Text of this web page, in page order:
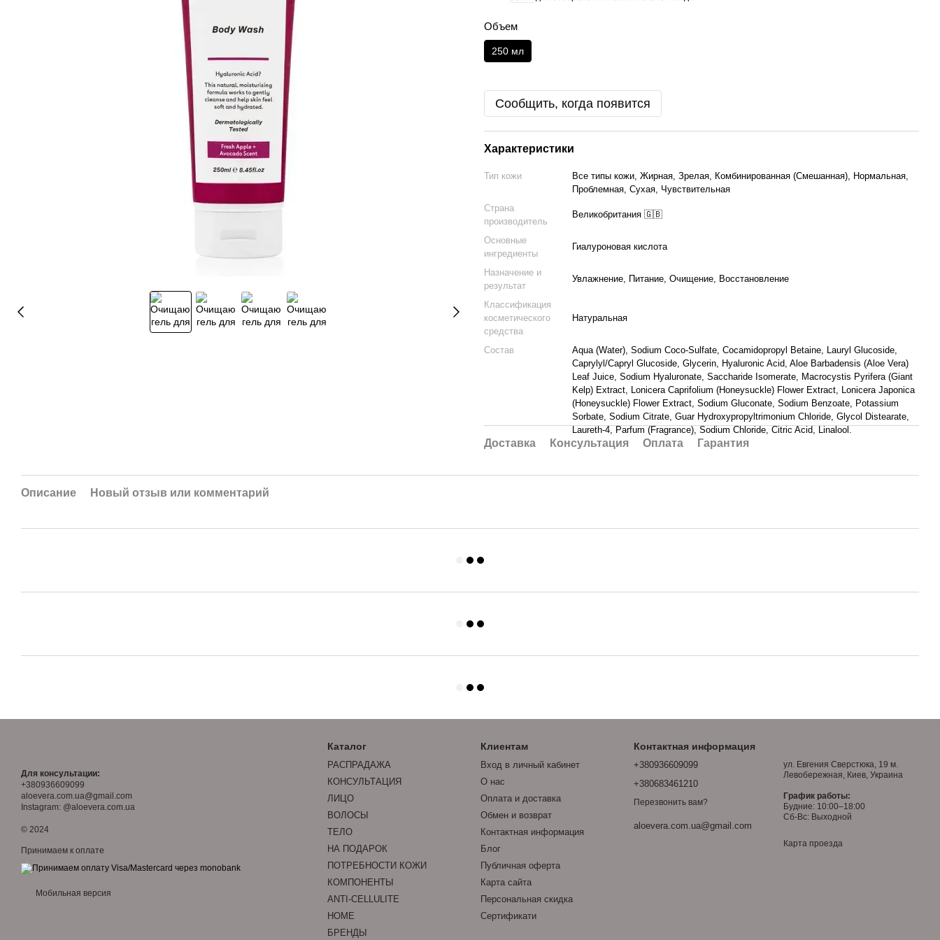
Объем
250 мл
Сообщить, когда появится
Характеристики
Тип кожи
Все типы кожи, Жирная, Зрелая, Комбинированная (Смешанная), Нормальная,
Проблемная, Сухая, Чувствительная
Страна
производитель
Великобритания 🇬🇧
Основные
ингредиенты
Гиалуроновая кислота
Назначение и
результат
Увлажнение, Питание, Очищение, Восстановление
Классификация
косметического
средства
Натуральная
Состав
Aqua (Water), Sodium Coco-Sulfate, Cocamidopropyl Betaine, Lauryl Glucoside,
Caprylyl/Capryl Glucoside, Glycerin, Hyaluronic Acid, Aloe Barbadensis (Aloe Vera)
Leaf Juice, Sodium Hyaluronate, Saccharide Isomerate, Macrocystis Pyrifera (Giant
Kelp) Extract, Lonicera Caprifolium (Honeysuckle) Flower Extract, Lonicera Japonica
(Honeysuckle) Flower Extract, Sodium Gluconate, Sodium Benzoate, Potassium
Sorbate, Sodium Citrate, Guar Hydroxypropyltrimonium Chloride, Glycol Distearate,
Laureth-4, Parfum (Fragrance), Sodium Chloride, Citric Acid, Linalool.
Доставка Консультация Оплата Гарантия
Описание Новый отзыв или комментарий
Для консультации:
+380936609099
aloevera.com.ua@gmail.com
Instagram: @aloevera.com.ua
© 2024
Принимаем к оплате
Мобильная версия
Каталог
РАСПРАДАЖА
КОНСУЛЬТАЦИЯ
ЛИЦО
ВОЛОСЫ
ТЕЛО
НА ПОДАРОК
ПОТРЕБНОСТИ КОЖИ
КОМПОНЕНТЫ
ANTI-CELLULITE
HOME
БРЕНДЫ
Клиентам
Вход в личный кабинет
О нас
Оплата и доставка
Обмен и возврат
Контактная информация
Блог
Публичная оферта
Карта сайта
Персональная скидка
Сертификати
Контактная информация
+380936609099
+380683461210
Перезвонить вам?
aloevera.com.ua@gmail.com
ул. Евгения Сверстюка, 19 м.
Левобережная, Киев, Украина
График работы:
Будние: 10:00–18:00
Сб-Вс: Выходной
Карта проезда